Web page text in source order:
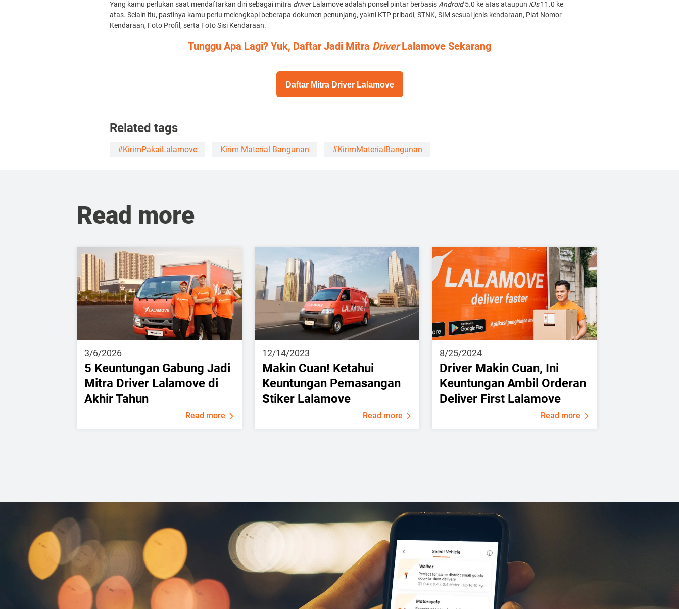
Yang kamu perlukan saat mendaftarkan diri sebagai mitra driverLalamove adalah ponsel pintar berbasis Android5.0 ke atas ataupun iOs11.0 ke
atas. Selain itu, pastinya kamu perlu melengkapi beberapa dokumen penunjang, yakni KTP pribadi, STNK, SIM sesuai jenis kendaraan, Plat Nomor
Kendaraan, Foto Profil, serta Foto Sisi Kendaraan.
Tunggu Apa Lagi? Yuk, Daftar Jadi Mitra DriverLalamove Sekarang
Daftar Mitra Driver Lalamove
Related tags
#KirimPakaiLalamove Kirim Material Bangunan #KirimMaterialBangunan
Read more
3/6/2026
5 Keuntungan Gabung Jadi
Mitra Driver Lalamove di
Akhir Tahun
Read more
12/14/2023
Makin Cuan! Ketahui
Keuntungan Pemasangan
Stiker Lalamove
Read more
8/25/2024
Driver Makin Cuan, Ini
Keuntungan Ambil Orderan
Deliver First Lalamove
Read more